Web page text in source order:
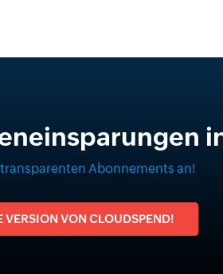
Abonnements an!
VERSION VON CLOUDSPEND!